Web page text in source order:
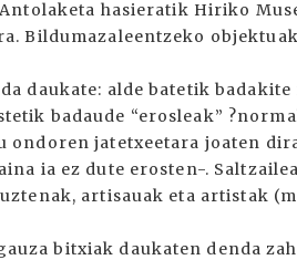
hasieratik Hiriko
Bildumazaleentzeko
daukate: alde batetik
badaude “erosleak”
ondoren jatetxeetara joaten
ia ez dute erosten-.
artisauak eta artistak
bitxiak daukaten denda